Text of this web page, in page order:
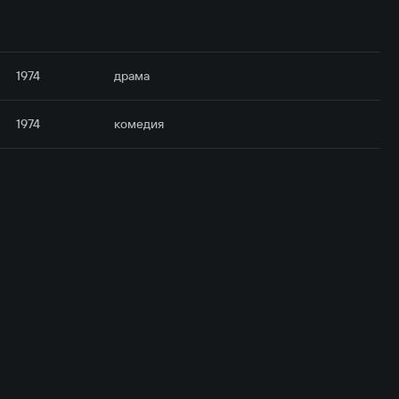
1974 драма
1974 комедия